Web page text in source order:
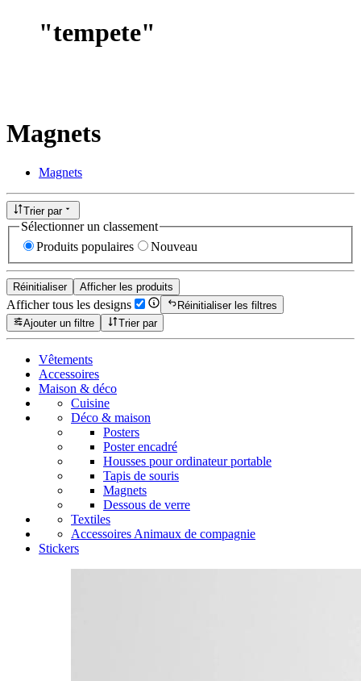
"tempete"
Magnets
Magnets
Trier par
Sélectionner un classement
Produits populaires
Nouveau
Réinitialiser Afficher les produits
Afficher tous les designs
Réinitialiser les filtres
Ajouter un filtre
Trier par
Vêtements
Accessoires
Maison & déco
Cuisine
Déco & maison
Posters
Poster encadré
Housses pour ordinateur portable
Tapis de souris
Magnets
Dessous de verre
Textiles
Accessoires Animaux de compagnie
Stickers